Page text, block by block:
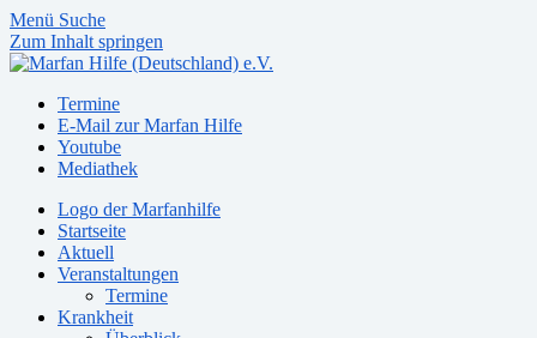
Menü Suche
Zum Inhalt springen
Termine
E-Mail zur Marfan Hilfe
Youtube
Mediathek
Logo der Marfanhilfe
Startseite
Aktuell
Veranstaltungen
Termine
Krankheit